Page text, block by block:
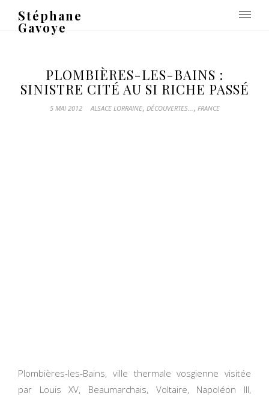
Stéphane
Gavoye
PLOMBIÈRES-LES-BAINS :
SINISTRE CITÉ AU SI RICHE PASSÉ
5 MAI 2012 ALSACE LORRAINE, DÉCOUVERTES..., FRANCE
Plombières-les-Bains, ville thermale vosgienne visitée
par Louis XV, Beaumarchais, Voltaire, Napoléon III,